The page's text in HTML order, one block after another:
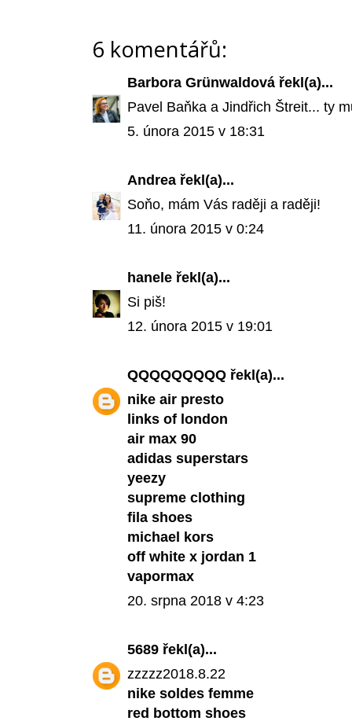
6 komentářů:
Barbora Grünwaldová řekl(a)...
Pavel Baňka a Jindřich Štreit... ty
5. února 2015 v 18:31
Andrea řekl(a)...
Soňo, mám Vás raději a raději!
11. února 2015 v 0:24
hanele řekl(a)...
Si piš!
12. února 2015 v 19:01
QQQQQQQQQ řekl(a)...
nike air presto
links of london
air max 90
adidas superstars
yeezy
supreme clothing
fila shoes
michael kors
off white x jordan 1
vapormax
20. srpna 2018 v 4:23
5689 řekl(a)...
zzzzz2018.8.22
nike soldes femme
red bottom shoes